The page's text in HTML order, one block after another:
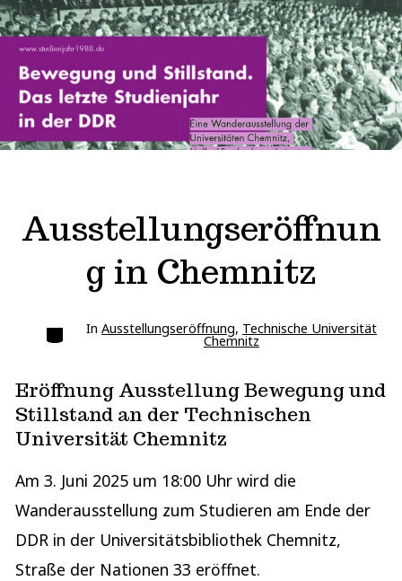
Ausstellungseröffnun
g in Chemnitz
Kategorien
In Ausstellungseröffnung, Technische Universität
Chemnitz
Eröffnung Ausstellung Bewegung und
Stillstand an der Technischen
Universität Chemnitz
Am 3. Juni 2025 um 18:00 Uhr wird die
Wanderausstellung zum Studieren am Ende der
DDR in der Universitätsbibliothek Chemnitz,
Straße der Nationen 33 eröffnet.